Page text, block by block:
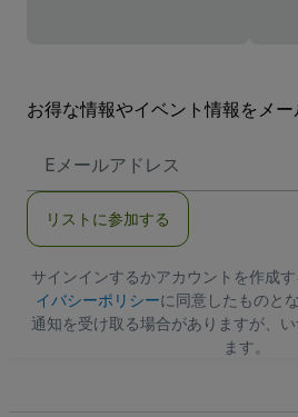
お得な情報やイベント情報をメ
メ
ア
ス
リストに参加する
サインインするかアカウントを作成す
イバシーポリシーに同意したものと
通知を受け取る場合がありますが、
ます。